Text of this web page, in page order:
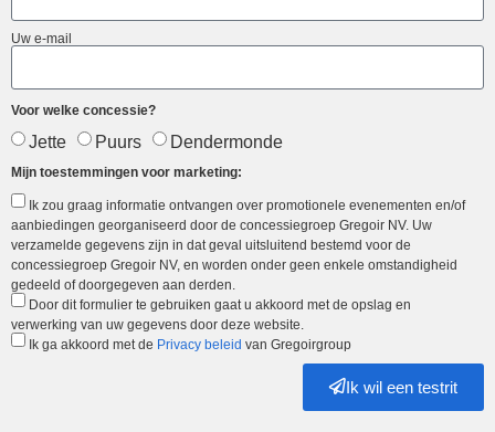
Uw e-mail
Voor welke concessie?
Jette Puurs Dendermonde
Mijn toestemmingen voor marketing:
Ik zou graag informatie ontvangen over promotionele evenementen en/of
aanbiedingen georganiseerd door de concessiegroep Gregoir NV. Uw
verzamelde gegevens zijn in dat geval uitsluitend bestemd voor de
concessiegroep Gregoir NV, en worden onder geen enkele omstandigheid
gedeeld of doorgegeven aan derden.
Door dit formulier te gebruiken gaat u akkoord met de opslag en
verwerking van uw gegevens door deze website.
Ik ga akkoord met de Privacy beleid van Gregoirgroup
Ik wil een testrit